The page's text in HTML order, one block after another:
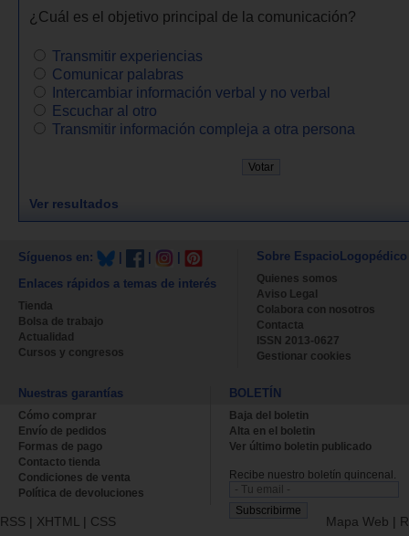
¿Cuál es el objetivo principal de la comunicación?
Transmitir experiencias
Comunicar palabras
Intercambiar información verbal y no verbal
Escuchar al otro
Transmitir información compleja a otra persona
Ver resultados
Síguenos en:
Enlaces rápidos a temas de interés
Tienda
Bolsa de trabajo
Actualidad
Cursos y congresos
Sobre EspacioLogopédico
Quienes somos
Aviso Legal
Colabora con nosotros
Contacta
ISSN 2013-0627
Gestionar cookies
Nuestras garantías
Cómo comprar
Envío de pedidos
Formas de pago
Contacto tienda
Condiciones de venta
Política de devoluciones
BOLETÍN
Baja del boletin
Alta en el boletin
Ver último boletin publicado
Recibe nuestro boletín quincenal.
RSS | XHTML | CSS Mapa Web |